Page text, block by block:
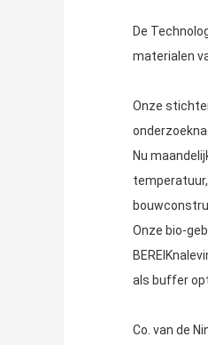
De
materialen
Onze
Nu
Onze bio-
als buffer
Co. van de